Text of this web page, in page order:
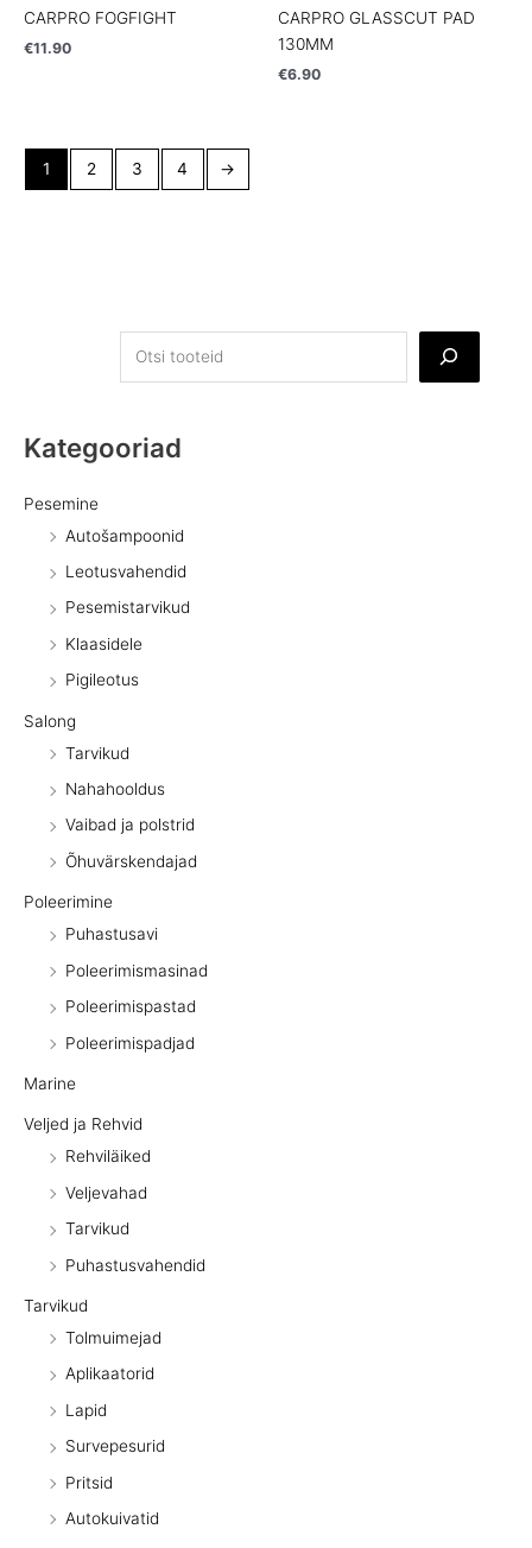
Kategooriad
Pesemine
Autošampoonid
Leotusvahendid
Pesemistarvikud
Klaasidele
Pigileotus
Salong
Tarvikud
Nahahooldus
Vaibad ja polstrid
Õhuvärskendajad
Poleerimine
Puhastusavi
Poleerimismasinad
Poleerimispastad
Poleerimispadjad
Marine
Veljed ja Rehvid
Rehviläiked
Veljevahad
Tarvikud
Puhastusvahendid
Tarvikud
Tolmuimejad
Aplikaatorid
Lapid
Survepesurid
Pritsid
Autokuivatid
CARPRO FOGFIGHT
€11.90
CARPRO GLASSCUT PAD
130MM
€6.90
1 2 3 4 →